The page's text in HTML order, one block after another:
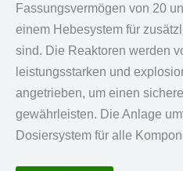
Fassungsvermögen von 20
einem Hebesystem für
sind. Die Reaktoren werden
leistungsstarken und
angetrieben, um einen
gewährleisten. Die Anlage
Dosiersystem für alle